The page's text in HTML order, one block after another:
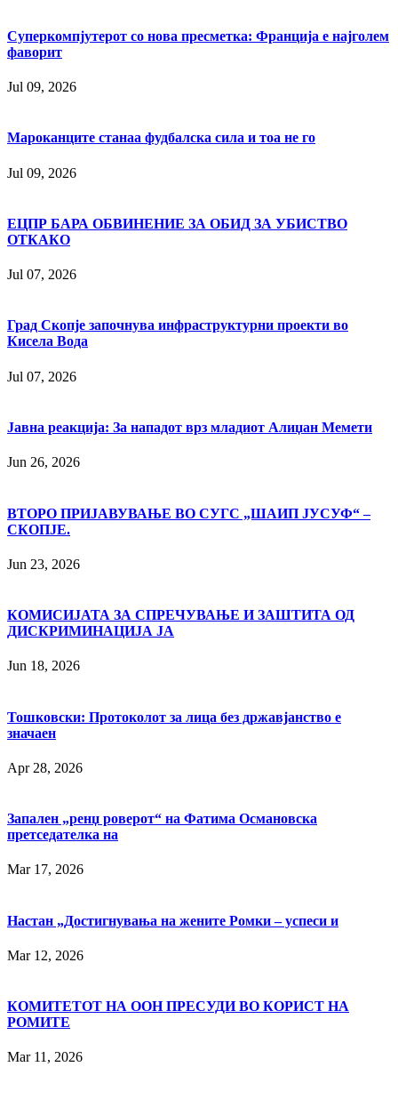
Суперкомпјутерот со нова пресметка: Франција е најголем
фаворит
Jul 09, 2026
Мароканците станаа фудбалска сила и тоа не го
Jul 09, 2026
ЕЦПР БАРА ОБВИНЕНИЕ ЗА ОБИД ЗА УБИСТВО
ОТКАКО
Jul 07, 2026
Град Скопје започнува инфраструктурни проекти во
Кисела Вода
Jul 07, 2026
Јавна реакција: Зa нападот врз младиот Алиџан Мемети
Jun 26, 2026
ВТОРО ПРИЈАВУВАЊЕ ВО СУГС „ШАИП ЈУСУФ“ –
СКОПЈЕ.
Jun 23, 2026
КОМИСИЈАТА ЗА СПРЕЧУВАЊЕ И ЗАШТИТА ОД
ДИСКРИМИНАЦИЈА ЈА
Jun 18, 2026
Тошковски: Протоколот за лица без државјанство е
значаен
Apr 28, 2026
Запален „ренџ роверот“ на Фатима Османовска
претседателка на
Mar 17, 2026
Настан „Достигнувања на жените Ромки – успеси и
Mar 12, 2026
КОМИТЕТОТ НА ООН ПРЕСУДИ ВО КОРИСТ НА
РОМИТЕ
Mar 11, 2026